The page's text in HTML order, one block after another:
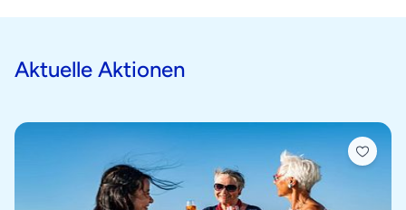
Aktuelle Aktionen